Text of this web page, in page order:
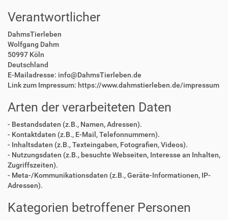
Verantwortlicher
DahmsTierleben
Wolfgang Dahm
50997 Köln
Deutschland
E-Mailadresse: info@DahmsTierleben.de
Link zum Impressum: https://www.dahmstierleben.de/impressum
Arten der verarbeiteten Daten
- Bestandsdaten (z.B., Namen, Adressen).
- Kontaktdaten (z.B., E-Mail, Telefonnummern).
- Inhaltsdaten (z.B., Texteingaben, Fotografien, Videos).
- Nutzungsdaten (z.B., besuchte Webseiten, Interesse an Inhalten,
Zugriffszeiten).
- Meta-/Kommunikationsdaten (z.B., Geräte-Informationen, IP-
Adressen).
Kategorien betroffener Personen